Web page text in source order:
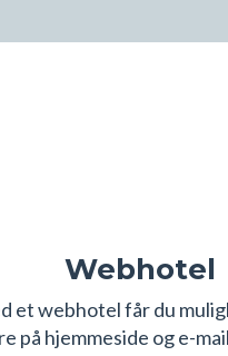
Webhotel
et webhotel får du
på hjemmeside og e-